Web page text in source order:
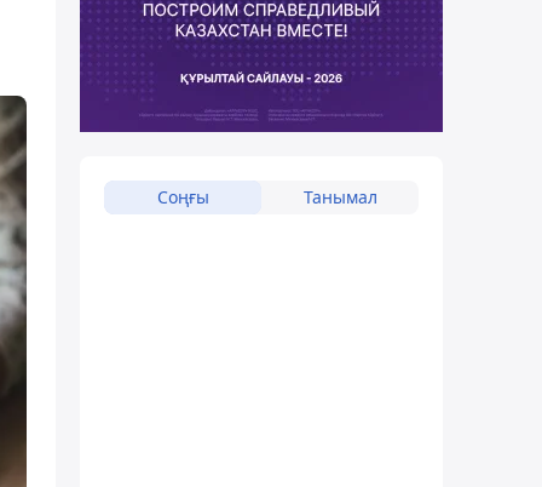
Соңғы Танымал